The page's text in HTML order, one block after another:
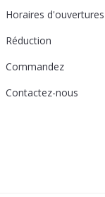
Horaires d'ouvertures
Réduction
Commandez
Contactez-nous